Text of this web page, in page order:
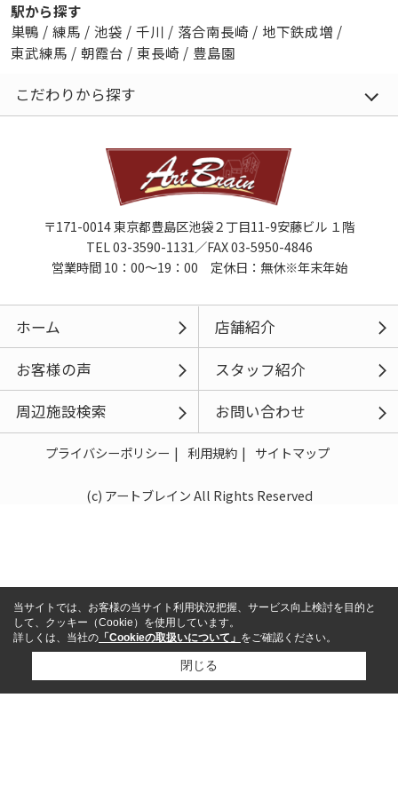
駅から探す
巣鴨 / 練馬 / 池袋 / 千川 / 落合南長崎 / 地下鉄成増 /
東武練馬 / 朝霞台 / 東長崎 / 豊島園
こだわりから探す
〒171-0014 東京都豊島区池袋２丁目11-9安藤ビル １階
TEL 03-3590-1131／FAX 03-5950-4846
営業時間 10：00～19：00 定休日：無休※年末年始
ホーム
店舗紹介
お客様の声
スタッフ紹介
周辺施設検索
お問い合わせ
プライバシーポリシー 利用規約 サイトマップ
(c) アートブレイン All Rights Reserved
当サイトでは、お客様の当サイト利用状況把握、サービス向上検討を目的と
して、クッキー（Cookie）を使用しています。
詳しくは、当社の 「Cookieの取扱いについて」 をご確認ください。
閉じる